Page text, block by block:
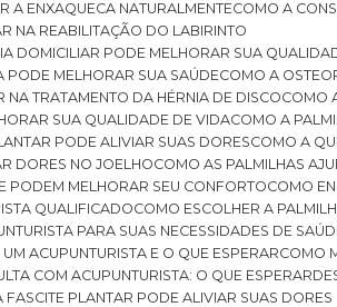
A ENXAQUECA NATURALMENTE
COMO A
NA REABILITAÇÃO DO LABIRINTO
DOMICILIAR PODE MELHORAR SUA
PODE MELHORAR SUA SAÚDE
COMO A
NA TRATAMENTO DA HÉRNIA DE DISCO
SUA QUALIDADE DE VIDA
COMO A
PODE ALIVIAR SUAS DORES
COMO A
DORES NO JOELHO
COMO AS PALMILHAS
PODEM MELHORAR SEU CONFORTO
COMO
QUALIFICADO
COMO ESCOLHER A
PARA SUAS NECESSIDADES DE
ACUPUNTURISTA E O QUE ESPERAR
COMO
COM ACUPUNTURISTA: O QUE ESPERAR
FASCITE PLANTAR PODE ALIVIAR SUAS DORES